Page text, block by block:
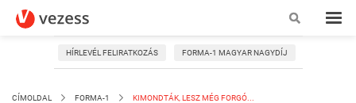
HÍRLEVÉL FELIRATKOZÁS FORMA-1 MAGYAR NAGYDÍJ
CÍMOLDAL FORMA-1 KIMONDTÁK, LESZ MÉG FORGÓ...